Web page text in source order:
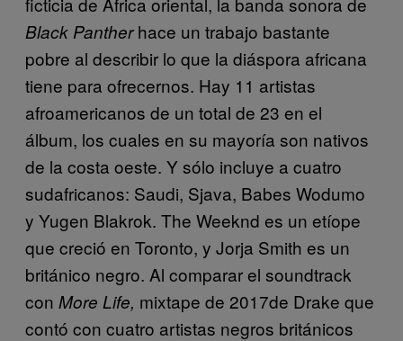
Black Pantherhace un trabajo bastante
pobre al describir lo que la diáspora africana
tiene para ofrecernos. Hay 11 artistas
afroamericanos de un total de 23 en el
álbum, los cuales en su mayoría son nativos
de la costa oeste. Y sólo incluye a cuatro
sudafricanos: Saudi, Sjava, Babes Wodumo
y Yugen Blakrok. The Weeknd es un etíope
que creció en Toronto, y Jorja Smith es un
británico negro. Al comparar el soundtrack
con More Life, mixtape de 2017de Drake que
contó con cuatro artistas negros británicos